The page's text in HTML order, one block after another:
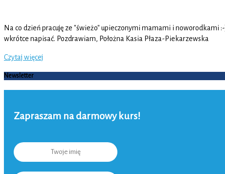
Na co dzień pracuję ze "świeżo" upieczonymi mamami i
wkrótce napisać. Pozdrawiam, Położna Kasia Płaza-Piekarzewska
Czytaj więcej
Newsletter
Zapraszam na darmowy kurs!